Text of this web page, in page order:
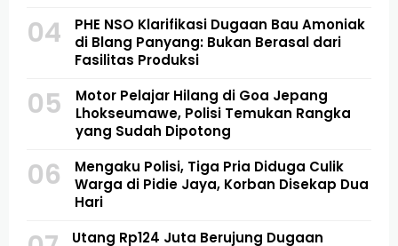
04
PHE NSO Klarifikasi Dugaan Bau Amoniak
di Blang Panyang: Bukan Berasal dari
Fasilitas Produksi
05
Motor Pelajar Hilang di Goa Jepang
Lhokseumawe, Polisi Temukan Rangka
yang Sudah Dipotong
06
Mengaku Polisi, Tiga Pria Diduga Culik
Warga di Pidie Jaya, Korban Disekap Dua
Hari
Utang Rp124 Juta Berujung Dugaan